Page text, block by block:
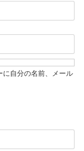
に自分の名前、メール